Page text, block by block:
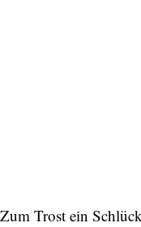
Zum Trost ein